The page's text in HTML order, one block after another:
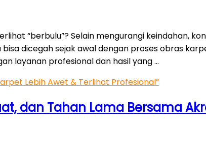
“berbulu”? Selain mengurangi keindahan,
dicegah sejak awal dengan proses obras
layanan profesional dan hasil yang …
Lebih Awet & Terlihat Profesional”
dan Tahan Lama Bersama